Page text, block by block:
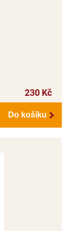
230 Kč
Do košíku